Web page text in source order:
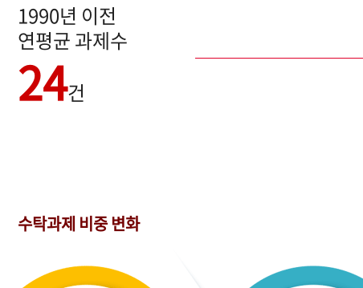
1990년 이전
연평균 과제수
24건
수탁과제 비중 변화